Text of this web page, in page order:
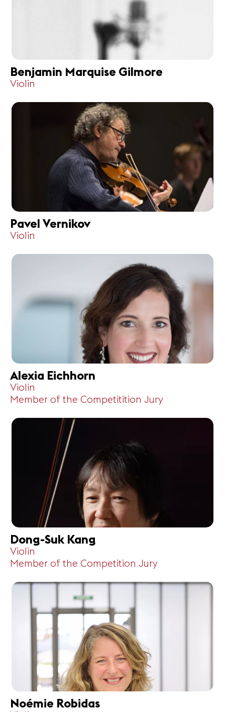
Benjamin Marquise Gilmore
Violin
Pavel Vernikov
Violin
Alexia Eichhorn
Violin
Member of the Competitition Jury
Dong-Suk Kang
Violin
Member of the Competition Jury
Noémie Robidas